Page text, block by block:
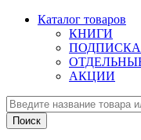
Каталог товаров
КНИГИ
АКЦИИ